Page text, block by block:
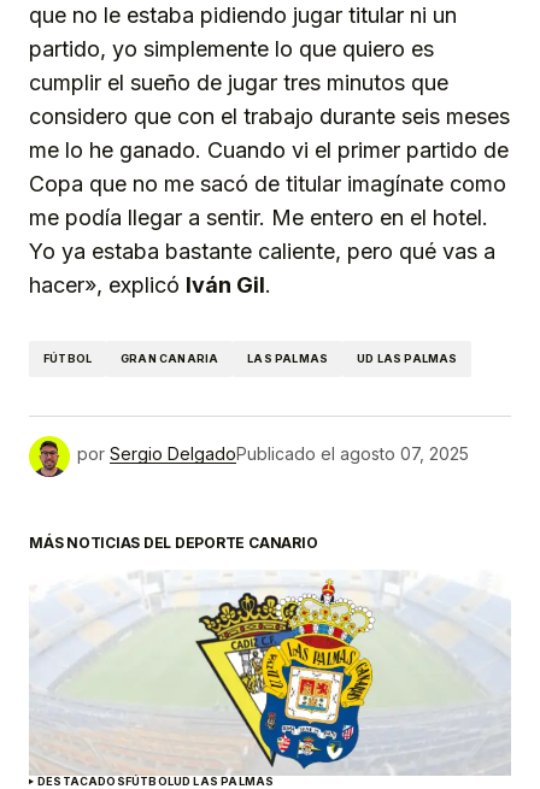
que no le estaba pidiendo jugar titular ni un
partido, yo simplemente lo que quiero es
cumplir el sueño de jugar tres minutos que
considero que con el trabajo durante seis meses
me lo he ganado. Cuando vi el primer partido de
Copa que no me sacó de titular imagínate como
me podía llegar a sentir. Me entero en el hotel.
Yo ya estaba bastante caliente, pero qué vas a
hacer», explicó Iván Gil.
FÚTBOL GRAN CANARIA LAS PALMAS UD LAS PALMAS
por Sergio DelgadoPublicado el agosto 07, 2025
MÁS NOTICIAS DEL DEPORTE CANARIO
DESTACADOSFÚTBOLUD LAS PALMAS